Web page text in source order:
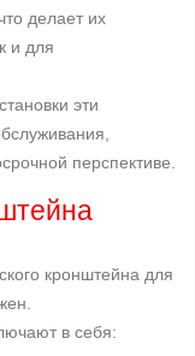
делает их
и для
эти
перспективе.
кронштейна для
в себя: